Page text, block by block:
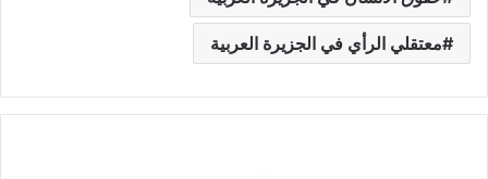
معتقلي الرأي في الجزيرة العربية